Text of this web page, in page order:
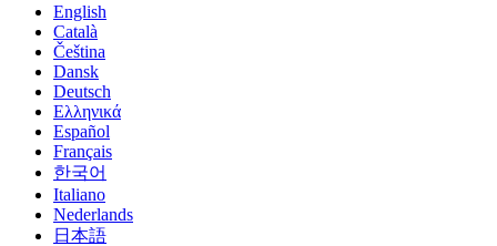
English
Català
Čeština
Dansk
Deutsch
Ελληνικά
Español
Français
한국어
Italiano
Nederlands
日本語